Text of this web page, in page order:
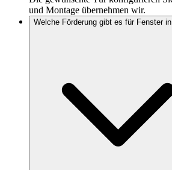
und Montage übernehmen wir.
Welche Förderung gibt es für Fenster